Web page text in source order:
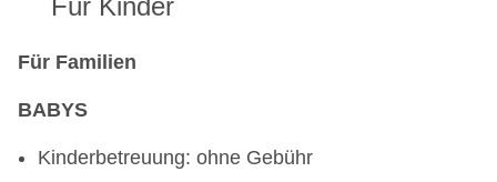
Für Kinder
Für Familien
BABYS
Kinderbetreuung: ohne Gebühr